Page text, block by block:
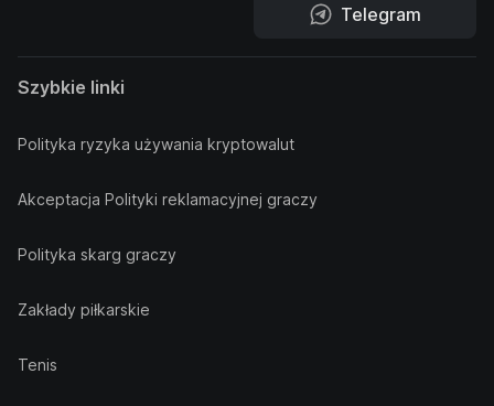
Telegram
Szybkie linki
Polityka ryzyka używania kryptowalut
Akceptacja Polityki reklamacyjnej graczy
Polityka skarg graczy
Zakłady piłkarskie
Tenis